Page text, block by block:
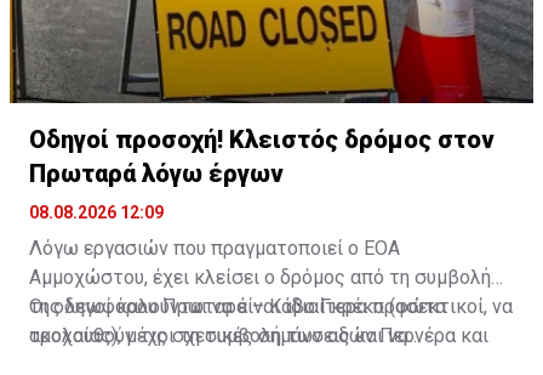
Οδηγοί προσοχή! Κλειστός δρόμος στον
Πρωταρά λόγω έργων
08.08.2026 12:09
Λόγω εργασιών που πραγματοποιεί ο ΕΟΑ
Αμμοχώστου, έχει κλείσει ο δρόμος από τη συμβολή
της λεωφόρου Πρωταρά – Κάβο Γκρέκο (φώτα
τροχαίας), μέχρι τη συμβολή των οδών Περνέρα και
Οι οδηγοί καλούνται να είναι ιδιαίτερα προσεκτικοί, να
ακολουθούν τις σχετικές σημάνσεις και να